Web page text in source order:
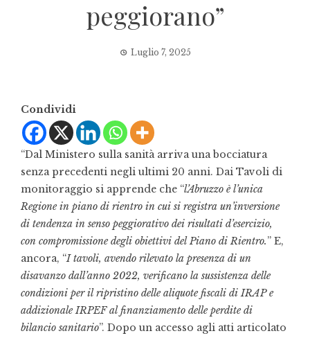
peggiorano”
Luglio 7, 2025
Condividi
“Dal Ministero sulla sanità arriva una bocciatura
senza precedenti negli ultimi 20 anni. Dai Tavoli di
monitoraggio si apprende che “l’Abruzzo è l’unica
Regione in piano di rientro in cui si registra un’inversione
di tendenza in senso peggiorativo dei risultati d’esercizio,
con compromissione degli obiettivi del Piano di Rientro.” E,
ancora, “I tavoli, avendo rilevato la presenza di un
disavanzo dall’anno 2022, verificano la sussistenza delle
condizioni per il ripristino delle aliquote fiscali di IRAP e
addizionale IRPEF al finanziamento delle perdite di
bilancio sanitario”. Dopo un accesso agli atti articolato